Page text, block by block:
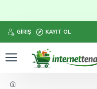
GIRIŞ KAYIT OL